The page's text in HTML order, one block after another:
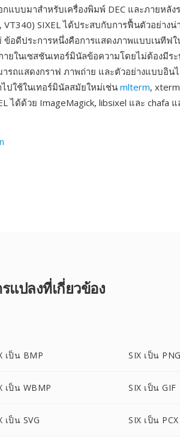
บบมาสำหรับเครื่องพิมพ์ DEC และภายหลัง
SIXEL ได้ประสบกับการฟื้นตัวอย่างน่
ข้อดีประการหนึ่งคือการแสดงภาพแบบเนทีฟ
ายในเซสชันเทอร์มินัลข้อความโดยไม่ต้องมีร
รถแสดงกราฟ ภาพถ่าย และตัวอย่างแบบอิน
ปใช้ในเทอร์มินัลสมัยใหม่เช่นmlterm,
ได้ด้วย ImageMagick, libsixel และ chafa
แปลงที่เกี่ยวข้อง
เป็น BMP SIX เป็น
เป็น WBMP SIX เป็น GIF
เป็น SVG SIX เป็น PCX